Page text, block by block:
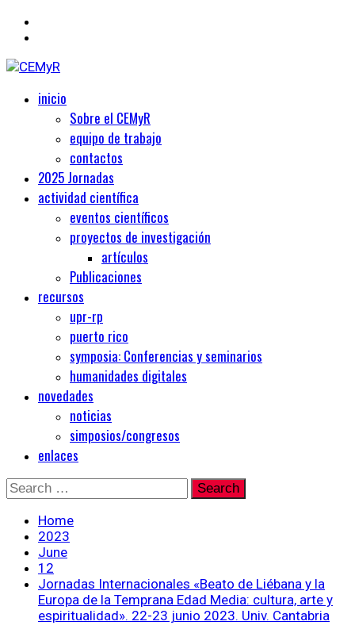
CEMyR
Centro de Estudios Medievales y Renacentistas
Primaryinicio
Sobre el CEMyR
equipo de trabajo
contactos
2025 Jornadas
actividad científica
eventos científicos
proyectos de investigación
artículos
Publicaciones
recursos
upr-rp
puerto rico
symposia: Conferencias y seminarios
humanidades digitales
novedades
noticias
simposios/congresos
enlaces
Skip
to
content
Search
for:
Home
2023
June
12
Jornadas Internacionales «Beato de Liébana y la
Europa de la Temprana Edad Media: cultura, arte y
espiritualidad». 22-23 junio 2023. Univ. Cantabria